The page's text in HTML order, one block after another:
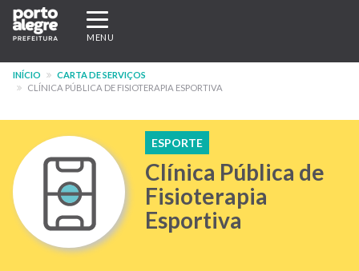
Pular
para
conteúdo
principal
Expandir/recolher
navegação
MENU
INÍCIO
CARTA DE SERVIÇOS
CLÍNICA PÚBLICA DE FISIOTERAPIA ESPORTIVA
ESPORTE
Clínica Pública de
Fisioterapia
Esportiva